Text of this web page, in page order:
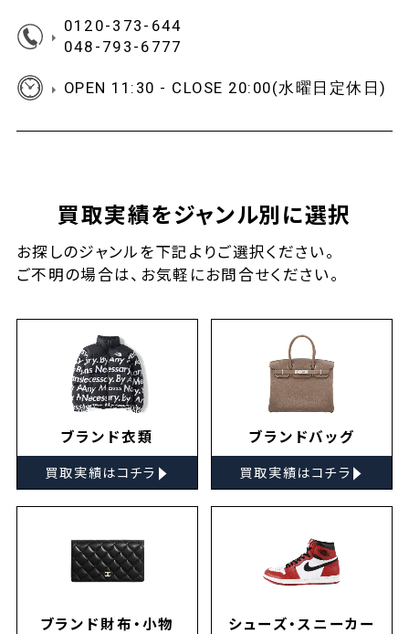
0120-373-644
048-793-6777
OPEN 11:30 - CLOSE 20:00(水曜日定休日)
買取実績をジャンル別に選択
お探しのジャンルを下記よりご選択ください。
ご不明の場合は、お気軽にお問合せください。
ブランド衣類
買取実績はコチラ ▸
ブランドバッグ
買取実績はコチラ ▸
ブランド財布・小物 シューズ・スニーカー